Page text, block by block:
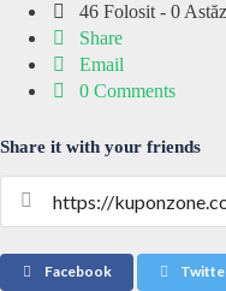
46 Folosit - 0
Share
Email
0 Comments
Share it with your friends
Facebook